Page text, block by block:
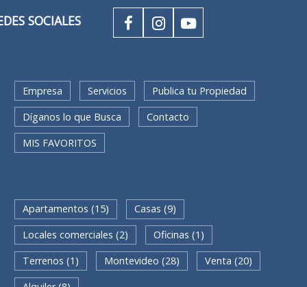
REDES SOCIALES
Empresa Servicios
Publica tu Propiedad
Díganos lo que Busca
Contacto
MIS FAVORITOS
Apartamentos (15)
Casas (9)
Locales comerciales (2)
Oficinas (1)
Terrenos (1)
Montevideo (28)
Venta (20)